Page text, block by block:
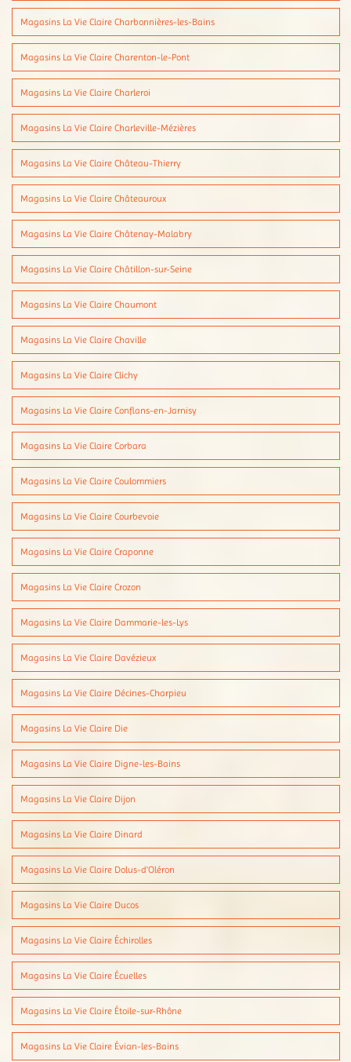
Magasins La Vie Claire Charbonnières-les-Bains
Magasins La Vie Claire Charenton-le-Pont
Magasins La Vie Claire Charleroi
Magasins La Vie Claire Charleville-Mézières
Magasins La Vie Claire Château-Thierry
Magasins La Vie Claire Châteauroux
Magasins La Vie Claire Châtenay-Malabry
Magasins La Vie Claire Châtillon-sur-Seine
Magasins La Vie Claire Chaumont
Magasins La Vie Claire Chaville
Magasins La Vie Claire Clichy
Magasins La Vie Claire Conflans-en-Jarnisy
Magasins La Vie Claire Corbara
Magasins La Vie Claire Coulommiers
Magasins La Vie Claire Courbevoie
Magasins La Vie Claire Craponne
Magasins La Vie Claire Crozon
Magasins La Vie Claire Dammarie-les-Lys
Magasins La Vie Claire Davézieux
Magasins La Vie Claire Décines-Charpieu
Magasins La Vie Claire Die
Magasins La Vie Claire Digne-les-Bains
Magasins La Vie Claire Dijon
Magasins La Vie Claire Dinard
Magasins La Vie Claire Dolus-d'Oléron
Magasins La Vie Claire Ducos
Magasins La Vie Claire Échirolles
Magasins La Vie Claire Écuelles
Magasins La Vie Claire Étoile-sur-Rhône
Magasins La Vie Claire Évian-les-Bains